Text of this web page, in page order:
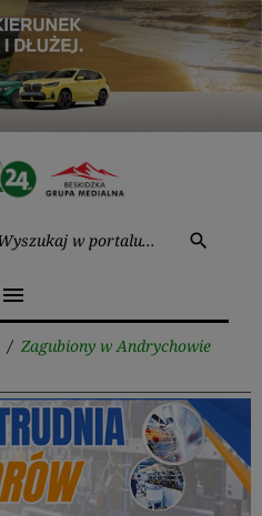
search
menu
/ Zagubiony w Andrychowie